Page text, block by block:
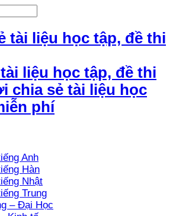
liệu học tập, đề thi
chia sẻ tài liệu học
phí
Anh
Hàn
Nhật
Trung
– Đại Học